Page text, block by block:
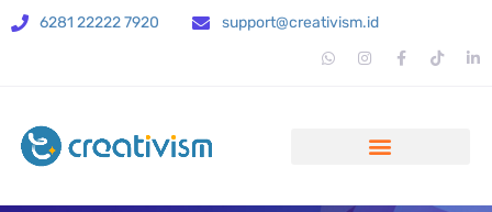
6281 22222 7920 support@creativism.id